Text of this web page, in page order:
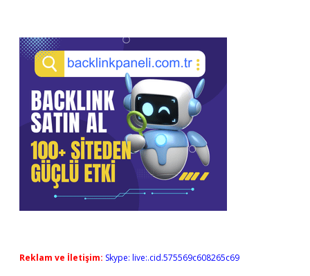
Reklam ve İletişim: Skype: live:.cid.575569c608265c69